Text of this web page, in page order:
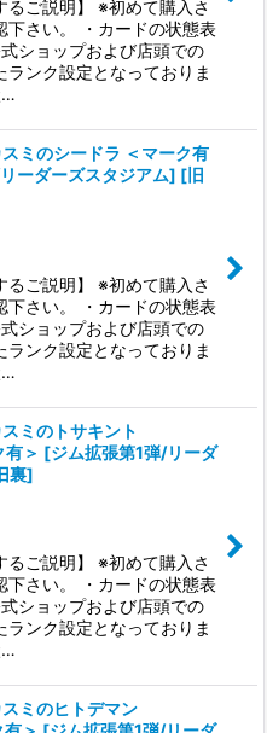
るご説明】 ※初めて購入さ
下さい。 ・カードの状態表
ショップおよび店頭での
ランク設定となっておりま
…
スミのシードラ ＜マーク有
ーダーズスタジアム] [旧
るご説明】 ※初めて購入さ
下さい。 ・カードの状態表
ショップおよび店頭での
ランク設定となっておりま
…
スミのトサキント
有＞ [ジム拡張第1弾/リーダ
裏]
るご説明】 ※初めて購入さ
下さい。 ・カードの状態表
ショップおよび店頭での
ランク設定となっておりま
…
スミのヒトデマン